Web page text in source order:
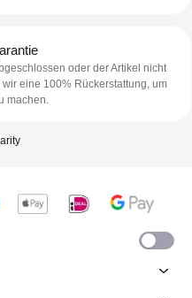
oder der Artikel nicht
eine 100% Rückerstattung, um
machen.